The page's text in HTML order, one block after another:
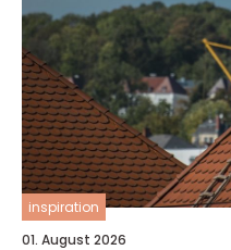
inspiration
01. August 2026